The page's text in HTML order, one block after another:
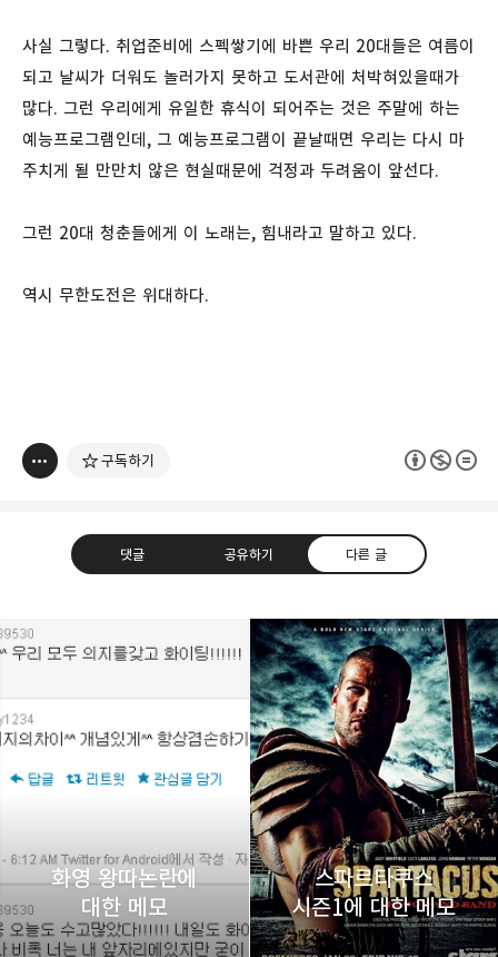
사실 그렇다. 취업준비에 스펙쌓기에 바쁜 우리 20대들은 여름이
되고 날씨가 더워도 놀러가지 못하고 도서관에 처박혀있을때가
많다. 그런 우리에게 유일한 휴식이 되어주는 것은 주말에 하는
예능프로그램인데, 그 예능프로그램이 끝날때면 우리는 다시 마
주치게 될 만만치 않은 현실때문에 걱정과 두려움이 앞선다.
그런 20대 청춘들에게 이 노래는, 힘내라고 말하고 있다.
역시 무한도전은 위대하다.
구독하기
댓글 공유하기 다른 글
bravesjb@gmail.com, South Korea, Since 2004
구독하기 카카오톡 라인 트위터
카카오스토리 네이버 블로그
화영 왕따논란에
대한 메모
스파르타쿠스
시즌1에 대한 메모